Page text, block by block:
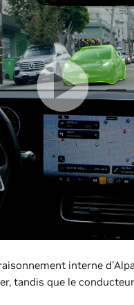
interne
tandis que le